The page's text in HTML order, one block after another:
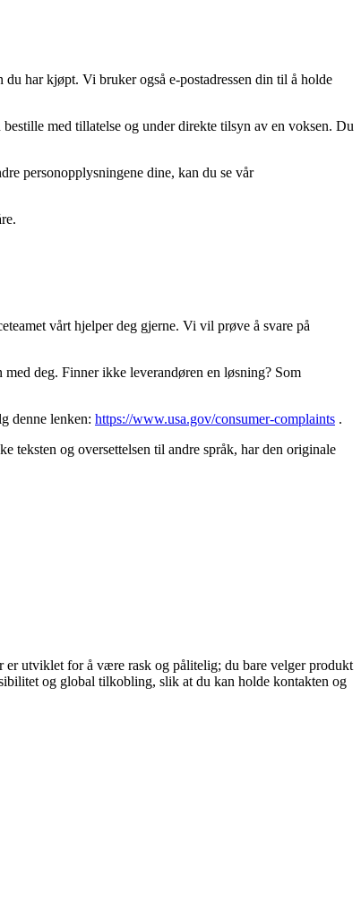
har kjøpt. Vi bruker også e-postadressen din til å holde
med tillatelse og under direkte tilsyn av en voksen. Du
personopplysningene dine, kan du se vår
vårt hjelper deg gjerne. Vi vil prøve å svare på
deg. Finner ikke leverandøren en løsning? Som
denne lenken: https://www.usa.gov/consumer-complaints .
teksten og oversettelsen til andre språk, har den originale
er utviklet for å være rask og pålitelig; du bare velger produkt
og global tilkobling, slik at du kan holde kontakten og